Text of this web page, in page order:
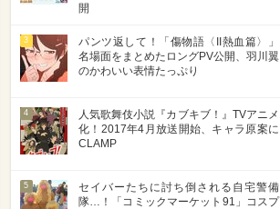
開
3
パンツ返して！「傷物語〈II熱血篇〉」
名場面をまとめたロングPV公開、羽川翼
のかわいい表情たっぷり
4
人気歌舞伎小説『カブキブ！』TVアニメ
化！2017年4月放送開始、キャラ原案に
CLAMP
5
セイバーたちに討ち倒される自宅警備
隊…！「コミックマーケット91」コスプ